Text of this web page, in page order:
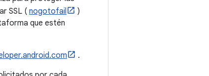
SSL ( nogotofail
)
que estén
.